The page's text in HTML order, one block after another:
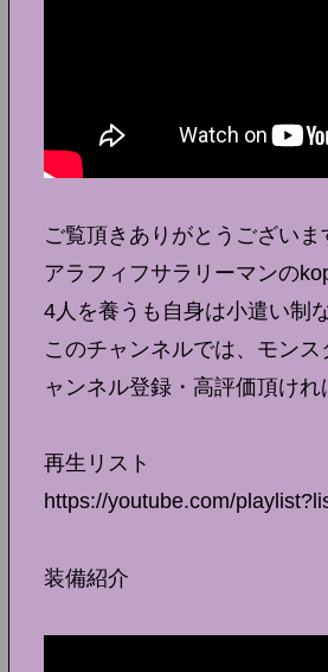
ご覧頂きありがとうございま
アラフィフサラリーマンの
4人を養うも自身は小遣い制
このチャンネルでは、モン
ャンネル登録・高評価頂けれ
再生リスト
https://youtube.com/
装備紹介